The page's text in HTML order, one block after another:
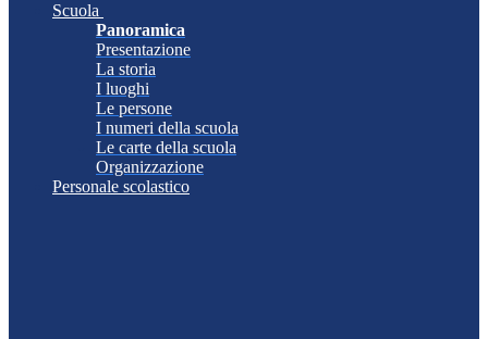
Scuola
Panoramica
Presentazione
La storia
I luoghi
Le persone
I numeri della scuola
Le carte della scuola
Organizzazione
Personale scolastico